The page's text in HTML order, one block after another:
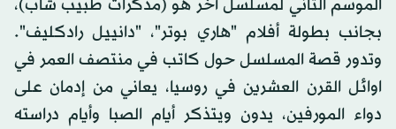
الموسم الثاني لمسلسل آخر هو (مذكرات طبيب شاب)،
بجانب بطولة أفلام "هاري بوتر"، "دانييل رادكليف".
وتدور قصة المسلسل حول كاتب في منتصف العمر في
اوائل القرن العشرين في روسيا، يعاني من إدمان على
دواء المورفين، يدون ويتذكر أيام الصبا وأيام دراسته